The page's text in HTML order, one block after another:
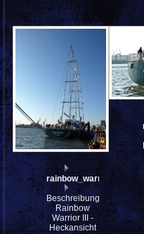
Beschreibung:
Rainbow
Warrior III -
Heckansicht